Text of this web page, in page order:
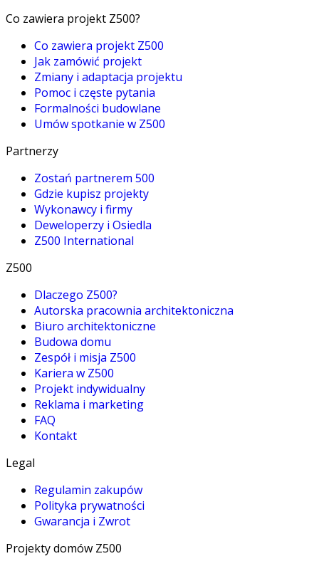
Co zawiera projekt Z500?
Co zawiera projekt Z500
Jak zamówić projekt
Zmiany i adaptacja projektu
Pomoc i częste pytania
Formalności budowlane
Umów spotkanie w Z500
Partnerzy
Zostań partnerem 500
Gdzie kupisz projekty
Wykonawcy i firmy
Deweloperzy i Osiedla
Z500 International
Z500
Dlaczego Z500?
Autorska pracownia architektoniczna
Biuro architektoniczne
Budowa domu
Zespół i misja Z500
Kariera w Z500
Projekt indywidualny
Reklama i marketing
FAQ
Kontakt
Legal
Regulamin zakupów
Polityka prywatności
Gwarancja i Zwrot
Projekty domów Z500